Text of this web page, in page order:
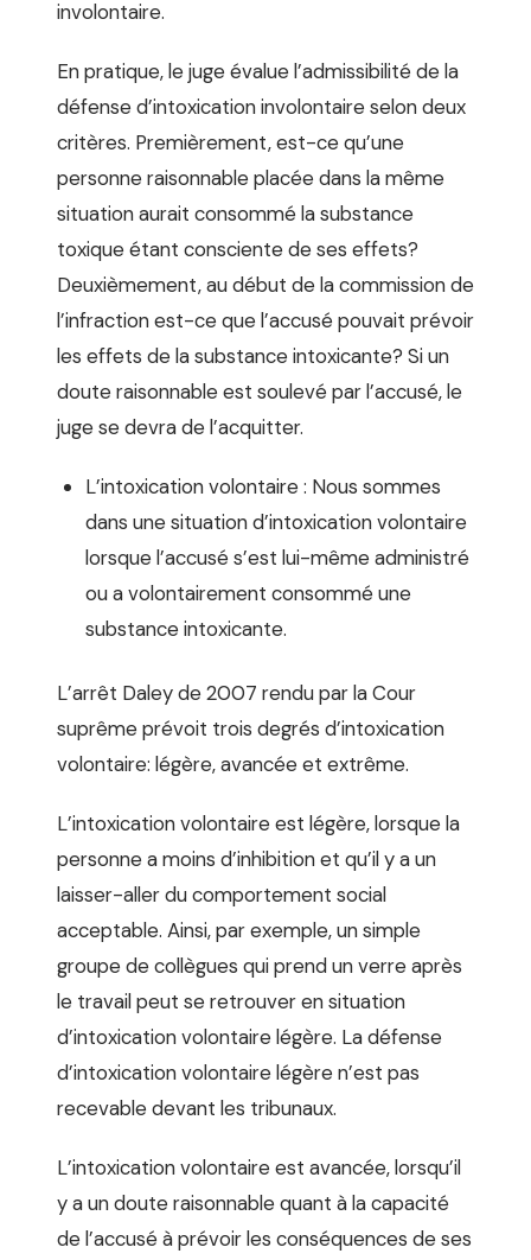
involontaire.
En pratique, le juge évalue l’admissibilité de la
défense d’intoxication involontaire selon deux
critères. Premièrement, est-ce qu’une
personne raisonnable placée dans la même
situation aurait consommé la substance
toxique étant consciente de ses effets?
Deuxièmement, au début de la commission de
l’infraction est-ce que l’accusé pouvait prévoir
les effets de la substance intoxicante? Si un
doute raisonnable est soulevé par l’accusé, le
juge se devra de l’acquitter.
L’intoxication volontaire : Nous sommes
dans une situation d’intoxication volontaire
lorsque l’accusé s’est lui-même administré
ou a volontairement consommé une
substance intoxicante.
L’arrêt Daley de 2007 rendu par la Cour
suprême prévoit trois degrés d’intoxication
volontaire: légère, avancée et extrême.
L’intoxication volontaire est légère, lorsque la
personne a moins d’inhibition et qu’il y a un
laisser-aller du comportement social
acceptable. Ainsi, par exemple, un simple
groupe de collègues qui prend un verre après
le travail peut se retrouver en situation
d’intoxication volontaire légère. La défense
d’intoxication volontaire légère n’est pas
recevable devant les tribunaux.
L’intoxication volontaire est avancée, lorsqu’il
y a un doute raisonnable quant à la capacité
de l’accusé à prévoir les conséquences de ses